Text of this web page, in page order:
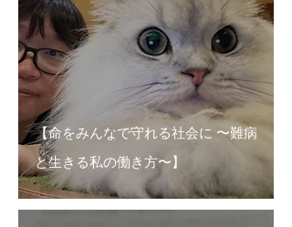
【命をみんなで守れる社会に 〜難病
と生きる私の働き方〜】